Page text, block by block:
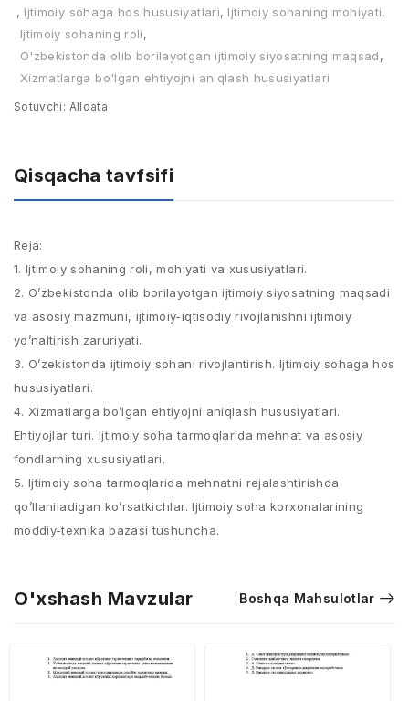
, Ijtimoiy sohaga hos hususiyatlari, Ijtimoiy sohaning mohiyati,
Ijtimoiy sohaning roli,
O'zbekistonda olib borilayotgan ijtimoiy siyosatning maqsad,
Xizmatlarga bo'lgan ehtiyojni aniqlash hususiyatlari
Sotuvchi: Alldata
Qisqacha tavfsifi
Reja:
1. Ijtimoiy sohaning roli, mohiyati va xususiyatlari.
2. O’zbekistonda olib borilayotgan ijtimoiy siyosatning maqsadi
va asosiy mazmuni, ijtimoiy-iqtisodiy rivojlanishni ijtimoiy
yo’naltirish zaruriyati.
3. O’zekistonda ijtimoiy sohani rivojlantirish. Ijtimoiy sohaga hos
hususiyatlari.
4. Xizmatlarga bo’lgan ehtiyojni aniqlash hususiyatlari.
Ehtiyojlar turi. Ijtimoiy soha tarmoqlarida mehnat va asosiy
fondlarning xususiyatlari.
5. Ijtimoiy soha tarmoqlarida mehnatni rejalashtirishda
qo’llaniladigan ko’rsatkichlar. Ijtimoiy soha korxonalarining
moddiy-texnika bazasi tushuncha.
O'xshash Mavzular Boshqa Mahsulotlar